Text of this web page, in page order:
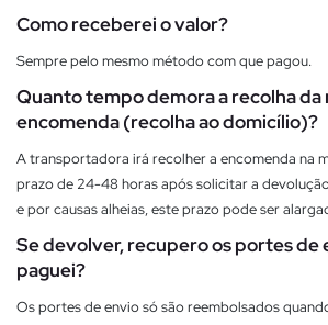
Como receberei o valor?
Sempre pelo mesmo método com que pagou.
Quanto tempo demora a recolha da
encomenda (recolha ao domicílio)?
A transportadora irá recolher a encomenda na
prazo de 24-48 horas após solicitar a
e por causas alheias, este prazo pode ser
Se devolver, recupero os portes de
paguei?
Os portes de envio só são reembolsados